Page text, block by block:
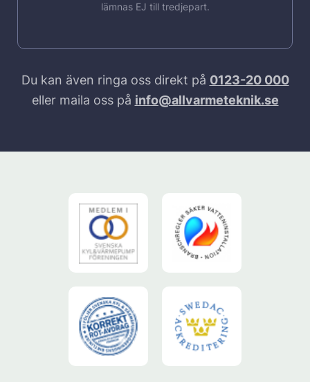
lämnas EJ till tredjepart.
Du kan även ringa oss direkt på 0123-20 000
eller maila oss på info@allvarmeteknik.se